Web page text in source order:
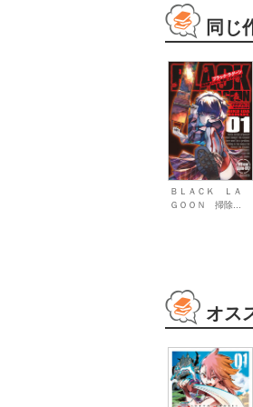
同じ
ＢＬＡＣＫ ＬＡ
ＧＯＯＮ 掃除...
オス